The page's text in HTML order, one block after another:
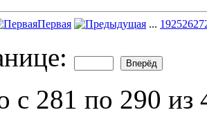
Первая ... 19252627
с 281 по 290 из